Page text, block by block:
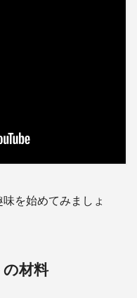
を始めてみましょ
材料